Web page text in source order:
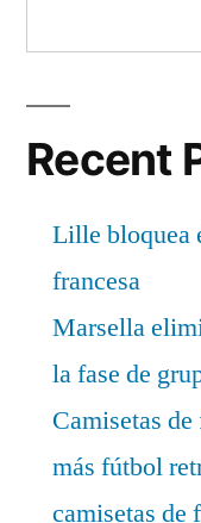
Recent
Lille bloquea
francesa
Marsella
la fase de
Camisetas
más fútbol
camisetas de